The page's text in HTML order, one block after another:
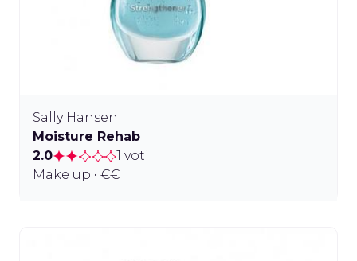
Sally Hansen
Moisture Rehab
2.0
1 voti
Make up • €€